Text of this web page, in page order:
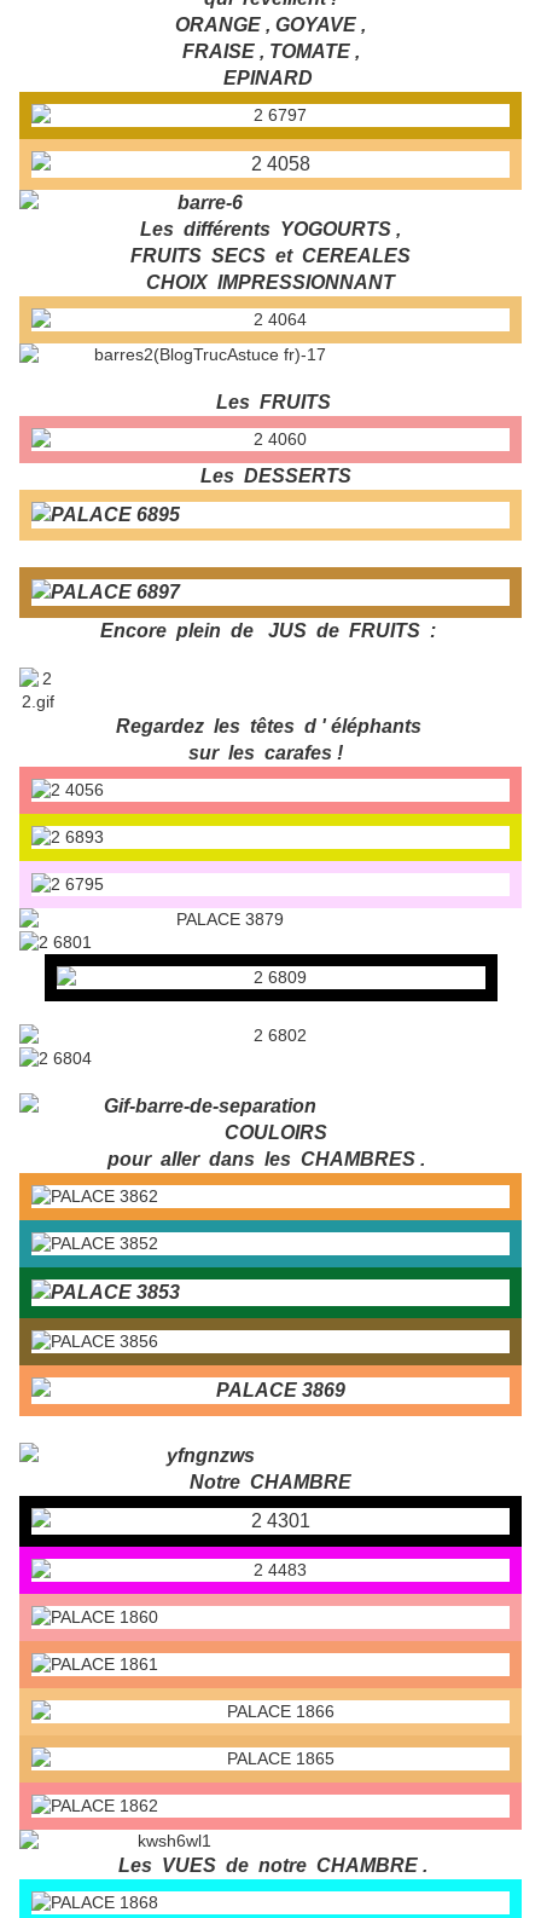
ORANGE , GOYAVE ,
FRAISE , TOMATE ,
EPINARD
Les différents YOGOURTS ,
FRUITS SECS et CEREALES
CHOIX IMPRESSIONNANT
Les FRUITS
Les DESSERTS
Encore plein de JUS de FRUITS :
Regardez les têtes d ' éléphants
sur les carafes !
COULOIRS
pour aller dans les CHAMBRES .
Notre CHAMBRE
Les VUES de notre CHAMBRE .